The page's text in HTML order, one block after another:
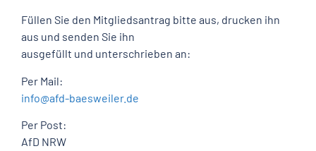
Füllen Sie den Mitgliedsantrag bitte aus, drucken ihn
aus und senden Sie ihn
ausgefüllt und unterschrieben an:
Per Mail:
info@afd-baesweiler.de
Per Post:
AfD NRW